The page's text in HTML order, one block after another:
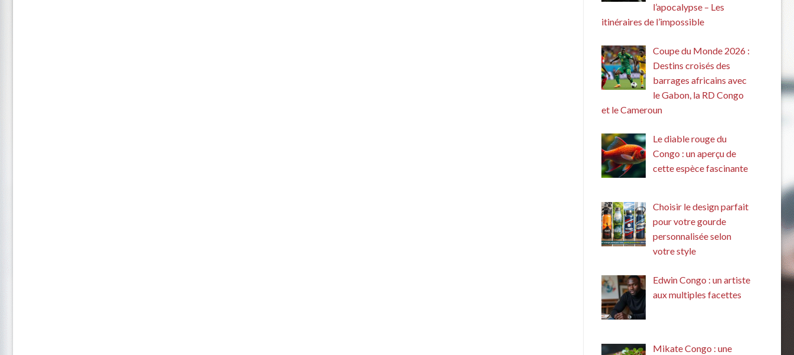
l’apocalypse – Les
itinéraires de l’impossible
Coupe du Monde 2026 :
Destins croisés des
barrages africains avec
le Gabon, la RD Congo
et le Cameroun
Le diable rouge du
Congo : un aperçu de
cette espèce fascinante
Choisir le design parfait
pour votre gourde
personnalisée selon
votre style
Edwin Congo : un artiste
aux multiples facettes
Mikate Congo : une